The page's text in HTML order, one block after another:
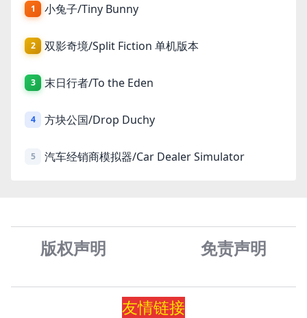
1 小兔子/Tiny Bunny
2 双影奇境/Split Fiction 单机版本
3 末日行者/To the Eden
4 方块公国/Drop Duchy
5 汽车经销商模拟器/Car Dealer Simulator
版权声明 免责声明
友情链接